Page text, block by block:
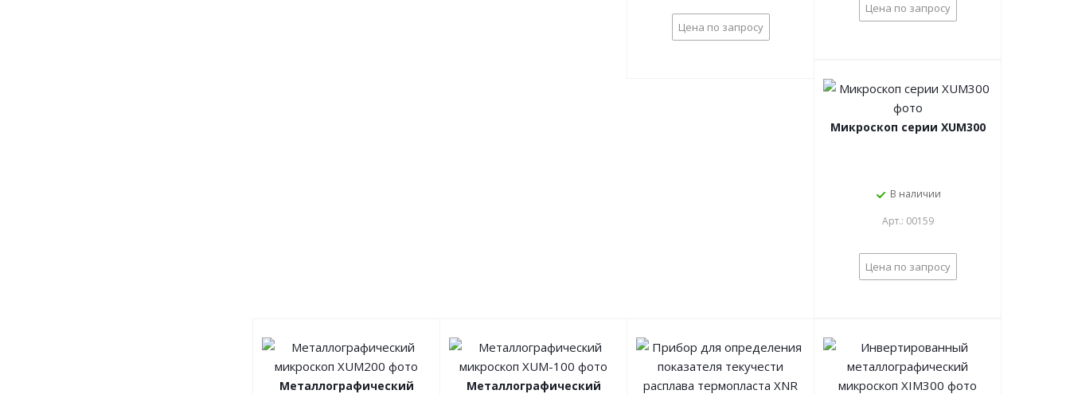
Цена по запросу
Цена по запросу
Микроскоп серии XUM300
В наличии
Арт.: 00159
Цена по запросу
Металлографический
Металлографический